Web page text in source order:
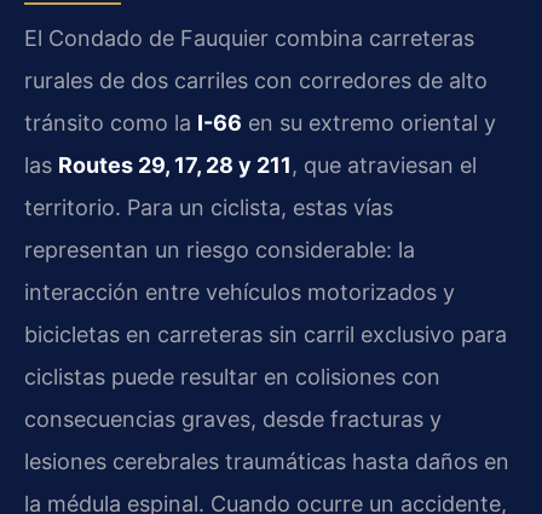
El Condado de Fauquier combina carreteras
rurales de dos carriles con corredores de alto
tránsito como la I-66 en su extremo oriental y
las Routes 29, 17, 28 y 211, que atraviesan el
territorio. Para un ciclista, estas vías
representan un riesgo considerable: la
interacción entre vehículos motorizados y
bicicletas en carreteras sin carril exclusivo para
ciclistas puede resultar en colisiones con
consecuencias graves, desde fracturas y
lesiones cerebrales traumáticas hasta daños en
la médula espinal. Cuando ocurre un accidente,